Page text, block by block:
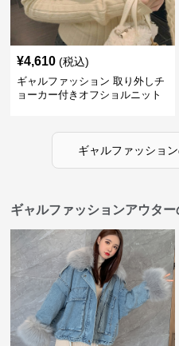
¥4,610 (税込)
ギャルファッション 取り外しチ
ョーカー付きオフショルニット
ギャルファッション
ギャルファッションアウタ